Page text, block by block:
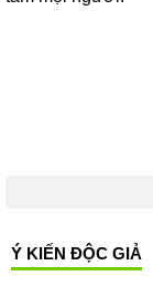
Ý KIẾN ĐỘC GIẢ